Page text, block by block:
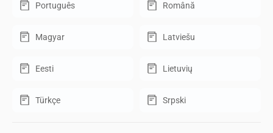
Português Română
Magyar Latviešu
Eesti Lietuvių
Türkçe Srpski